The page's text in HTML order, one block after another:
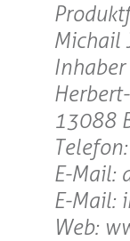
Michail
13088
E-Mail:
E-Mail:
Web: